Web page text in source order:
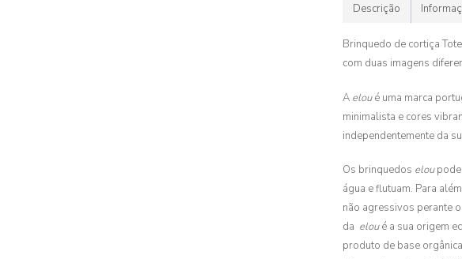
Descrição
Brinquedo de cortiça
com duas imagens
A eloué uma marca
minimalista e cores
independentemente da
Os brinquedos elou
água e flutuam. Para
não agressivos perante
da eloué a sua origem
produto de base